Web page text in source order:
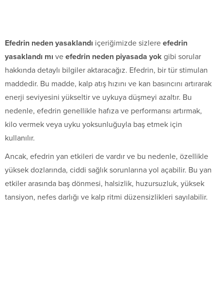
Efedrin neden yasaklandı içeriğimizde sizlere efedrin
yasaklandı mı ve efedrin neden piyasada yok gibi sorular
hakkında detaylı bilgiler aktaracağız. Efedrin, bir tür stimulan
maddedir. Bu madde, kalp atış hızını ve kan basıncını artırarak
enerji seviyesini yükseltir ve uykuya düşmeyi azaltır. Bu
nedenle, efedrin genellikle hafıza ve performansı artırmak,
kilo vermek veya uyku yoksunluğuyla baş etmek için
kullanılır.
Ancak, efedrin yan etkileri de vardır ve bu nedenle, özellikle
yüksek dozlarında, ciddi sağlık sorunlarına yol açabilir. Bu yan
etkiler arasında baş dönmesi, halsizlik, huzursuzluk, yüksek
tansiyon, nefes darlığı ve kalp ritmi düzensizlikleri sayılabilir.